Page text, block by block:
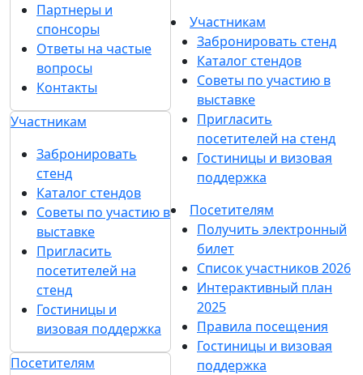
Партнеры и
спонсоры
Ответы на частые
вопросы
Контакты
Участникам
Забронировать
стенд
Каталог стендов
Советы по участию в
выставке
Пригласить
посетителей на
стенд
Гостиницы и
визовая поддержка
Посетителям
Участникам
Забронировать стенд
Каталог стендов
Советы по участию в
выставке
Пригласить
посетителей на стенд
Гостиницы и визовая
поддержка
Посетителям
Получить электронный
билет
Список участников 2026
Интерактивный план
2025
Правила посещения
Гостиницы и визовая
поддержка